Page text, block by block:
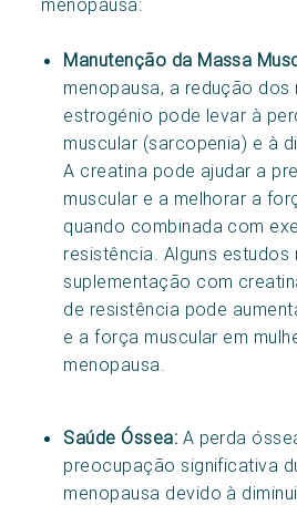
Manutenção da Massa
menopausa, a redução dos
estrogénio pode levar à
muscular (sarcopenia) e à
A creatina pode ajudar a
muscular e a melhorar a
quando combinada com
resistência. Alguns estudos
suplementação com
de resistência pode
e a força muscular em
menopausa.
Saúde Óssea: A perda
preocupação significativa
menopausa devido à